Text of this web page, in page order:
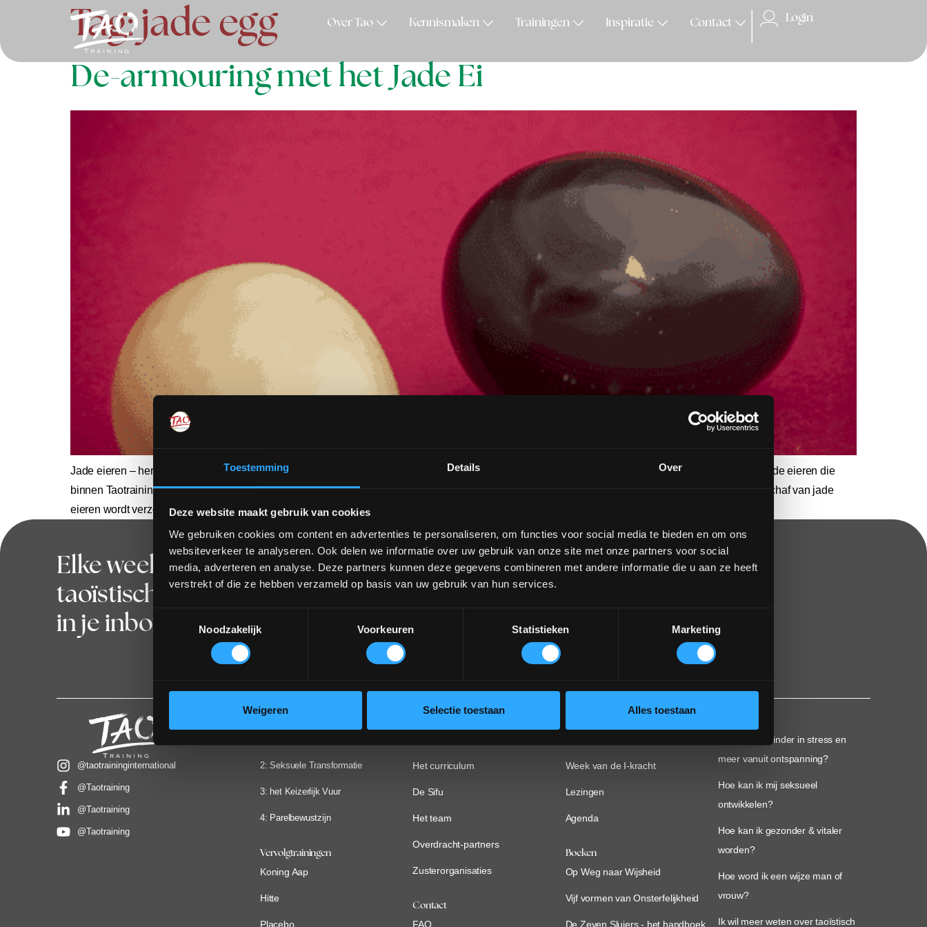
Toestemming Details Over
Deze website maakt gebruik van cookies
We gebruiken cookies om content en advertenties te personaliseren, om functies voor social media te bieden en om ons
websiteverkeer te analyseren. Ook delen we informatie over uw gebruik van onze site met onze partners voor social
media, adverteren en analyse. Deze partners kunnen deze gegevens combineren met andere informatie die u aan ze heeft
verstrekt of die ze hebben verzameld op basis van uw gebruik van hun services.
Noodzakelijk
Voorkeuren Statistieken Marketing
Weigeren Selectie toestaan Alles toestaan
Over Tao Kennismaken Trainingen Inspiratie Contact Login
Tag:jade egg
De-armouring met het Jade Ei
Jade eieren – herkomst en bestelling Voor onze jade eieren werken wij samen met Han Gemstone, leverancier van hoogwaardige edelstenen. De jade eieren die
binnen Taotraining worden gebruikt, zijn met zorg geselecteerd op kwaliteit en energetische zuiverheid. De verkoop en begeleiding rondom de aanschaf van jade
eieren wordt verzorgd door Maria, vanuit Team Taotraining.Wil je […]
Elke week
taoïstische wijsheid
in je inbox?
Blijf op de hoogte
Aanmelden nieuwsbrief
@taotraininginternational
@Taotraining
@Taotraining
@Taotraining
2: Seksuele Transformatie
3: het Keizerlijk Vuur
4: Parelbewustzijn
Vervolgtrainingen
Koning Aap
Hitte
Placebo
Het curriculum
De Sifu
Het team
Overdracht-partners
Zusterorganisaties
Contact
FAQ
Week van de I-kracht
Lezingen
Agenda
Boeken
Op Weg naar Wijsheid
Vijf vormen van Onsterfelijkheid
De Zeven Sluiers - het handboek
Hoe leef ik minder in stress en
meer vanuit ontspanning?
Hoe kan ik mij seksueel
ontwikkelen?
Hoe kan ik gezonder & vitaler
worden?
Hoe word ik een wijze man of
vrouw?
Ik wil meer weten over taoïstisch